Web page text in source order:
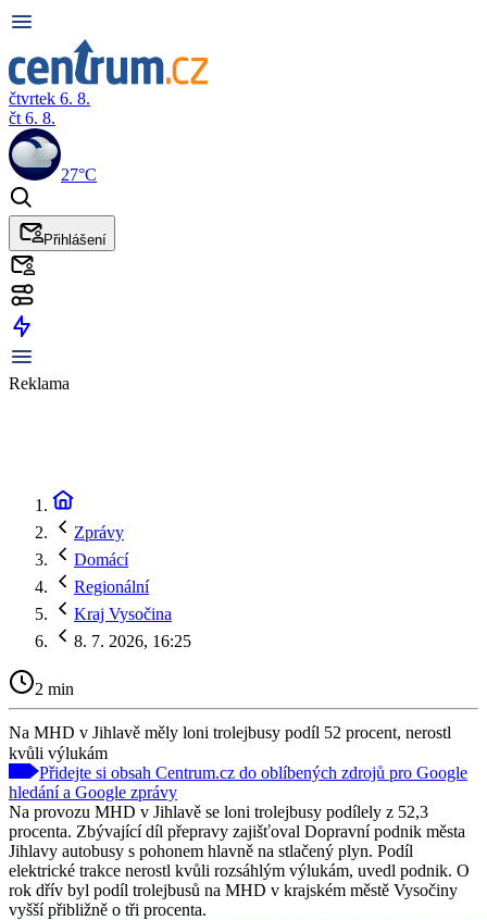
čtvrtek 6. 8.
čt 6. 8.
27°C
Přihlášení
Reklama
Zprávy
Domácí
Regionální
Kraj Vysočina
8. 7. 2026, 16:25
2 min
Na MHD v Jihlavě měly loni trolejbusy podíl 52 procent, nerostl
kvůli výlukám
Přidejte si obsah Centrum.cz do oblíbených zdrojů pro Google
hledání a Google zprávy
Na provozu MHD v Jihlavě se loni trolejbusy podílely z 52,3
procenta. Zbývající díl přepravy zajišťoval Dopravní podnik města
Jihlavy autobusy s pohonem hlavně na stlačený plyn. Podíl
elektrické trakce nerostl kvůli rozsáhlým výlukám, uvedl podnik. O
rok dřív byl podíl trolejbusů na MHD v krajském městě Vysočiny
vyšší přibližně o tři procenta.